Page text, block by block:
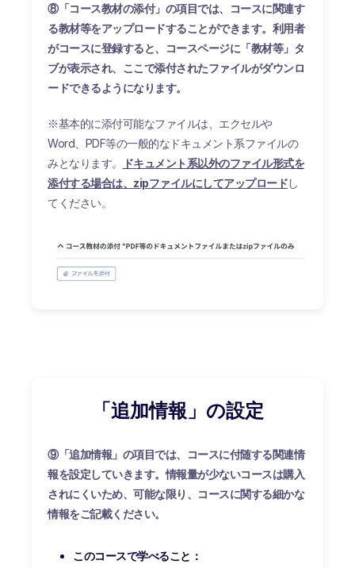
⑧「コース教材の添付」の項目では、コースに関連す
る教材等をアップロードすることができます。利用者
がコースに登録すると、コースページに「教材等」タ
ブが表示され、ここで添付されたファイルがダウンロ
ードできるようになります。
※基本的に添付可能なファイルは、エクセルや
Word、PDF等の一般的なドキュメント系ファイルの
みとなります。
ドキュメント系以外のファイル形式を
添付する場合は、zipファイルにしてアップロードし
てください。
「追加情報」の設定
⑨「追加情報」の項目では、コースに付随する関連情
報を設定していきます。情報量が少ないコースは購入
されにくいため、可能な限り、コースに関する細かな
情報をご記載ください。
このコースで学べること：